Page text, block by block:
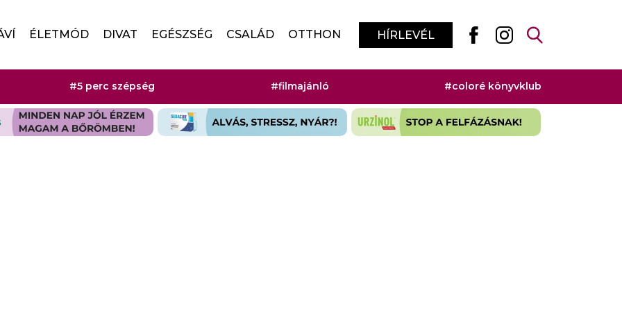
ÉLETMÓD DIVAT EGÉSZSÉG CSALÁD OTTHON HÍRLEVÉL
#5 perc szépség #filmajánló #coloré könyvklub